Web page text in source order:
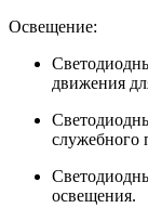
Освещение:
движения
служебного
освещения.